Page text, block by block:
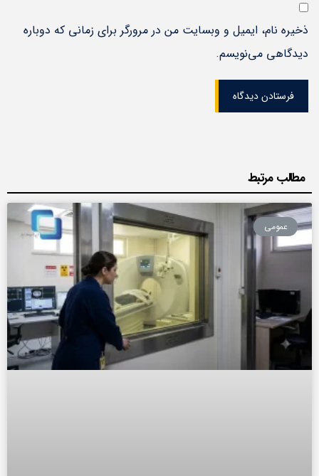
ذخیره نام، ایمیل و وبسایت من در مرورگر برای زمانی که دوباره
دیدگاهی می‌نویسم.
فرستادن دیدگاه
مطالب مرتبط
عمومی